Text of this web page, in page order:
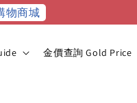
物商城
金價查詢 Gold Price